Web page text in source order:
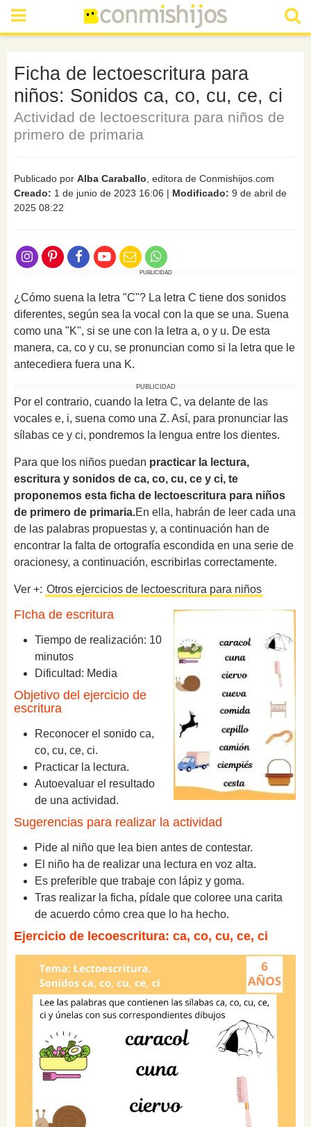
Ficha de lectoescritura para
niños: Sonidos ca, co, cu, ce, ci
Actividad de lectoescritura para niños de
primero de primaria
Publicado por Alba Caraballo , editora de Conmishijos.com
Creado: 1 de junio de 2023 16:06 | Modificado: 9 de abril de
2025 08:22
PUBLICIDAD
¿Cómo suena la letra "C"? La letra C tiene dos sonidos
diferentes, según sea la vocal con la que se una. Suena
como una "K", si se une con la letra a, o y u. De esta
manera, ca, co y cu, se pronuncian como si la letra que le
antecediera fuera una K.
PUBLICIDAD
Por el contrario, cuando la letra C, va delante de las
vocales e, i, suena como una Z. Así, para pronunciar las
sílabas ce y ci, pondremos la lengua entre los dientes.
Para que los niños puedan practicar la lectura,
escritura y sonidos de ca, co, cu, ce y ci, te
proponemos esta ficha de lectoescritura para niños
de primero de primaria.En ella, habrán de leer cada una
de las palabras propuestas y, a continuación han de
encontrar la falta de ortografía escondida en una serie de
oracionesy, a continuación, escribirlas correctamente.
Ver +: Otros ejercicios de lectoescritura para niños
FIcha de escritura
Tiempo de realización: 10
minutos
Dificultad: Media
Objetivo del ejercicio de
escritura
Reconocer el sonido ca,
co, cu, ce, ci.
Practicar la lectura.
Autoevaluar el resultado
de una actividad.
Sugerencias para realizar la actividad
Pide al niño que lea bien antes de contestar.
El niño ha de realizar una lectura en voz alta.
Es preferible que trabaje con lápiz y goma.
Tras realizar la ficha, pídale que coloree una carita
de acuerdo cómo crea que lo ha hecho.
Ejercicio de lecoescritura: ca, co, cu, ce, ci